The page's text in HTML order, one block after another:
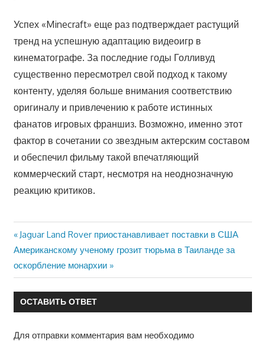
Успех «Minecraft» еще раз подтверждает растущий
тренд на успешную адаптацию видеоигр в
кинематографе. За последние годы Голливуд
существенно пересмотрел свой подход к такому
контенту, уделяя больше внимания соответствию
оригиналу и привлечению к работе истинных
фанатов игровых франшиз. Возможно, именно этот
фактор в сочетании со звездным актерским составом
и обеспечил фильму такой впечатляющий
коммерческий старт, несмотря на неоднозначную
реакцию критиков.
Навигация
по
записям
Предыдущая
запись:
Jaguar Land Rover приостанавливает поставки в США
Следующая
запись:
Американскому ученому грозит тюрьма в Таиланде за
оскорбление монархии
ОСТАВИТЬ ОТВЕТ
Для отправки комментария вам необходимо